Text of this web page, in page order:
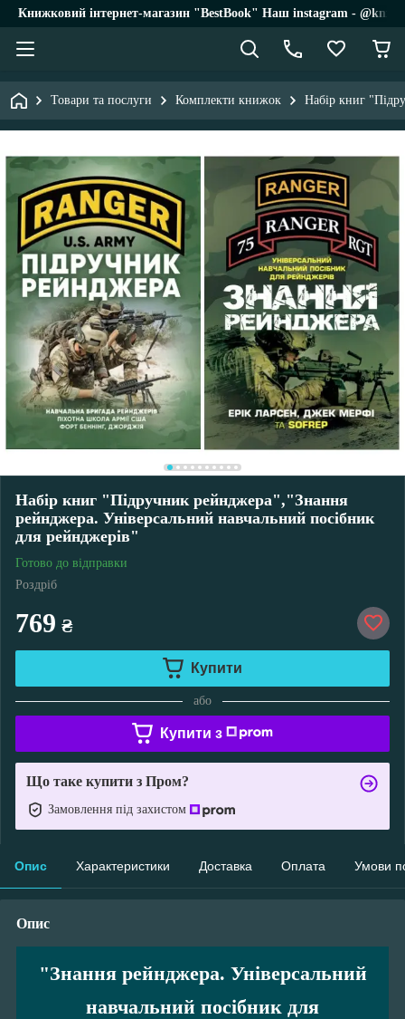
Книжковий інтернет-магазин "BestBook" Наш instagram -
Товари та послуги Комплекти книжок Набір книг
Набір книг "Підручник рейнджера","Знання
рейнджера. Універсальний навчальний посібник
для рейнджерів"
Готово до відправки
Роздріб
769 ₴
Купити
або
Купити з
Що таке купити з Пром?
Замовлення під захистом
Опис Характеристики Доставка Оплата Умови
Опис
"Знання рейнджера. Універсальний
навчальний посібник для